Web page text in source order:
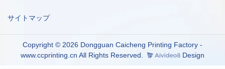
サイトマップ
Copyright © 2026 Dongguan Caicheng Printing Factory -
www.ccprinting.cn All Rights Reserved.
Design